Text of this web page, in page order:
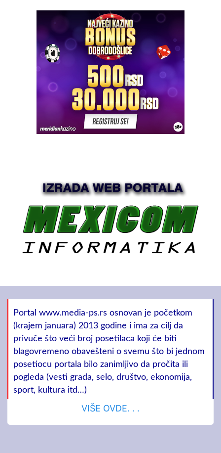
Portal www.media-ps.rs osnovan je početkom
(krajem januara) 2013 godine i ima za cilj da
privuče što veći broj posetilaca koji će biti
blagovremeno obavešteni o svemu što bi jednom
posetiocu portala bilo zanimljivo da pročita ili
pogleda (vesti grada, selo, društvo, ekonomija,
sport, kultura itd…)
VIŠE OVDE. . .